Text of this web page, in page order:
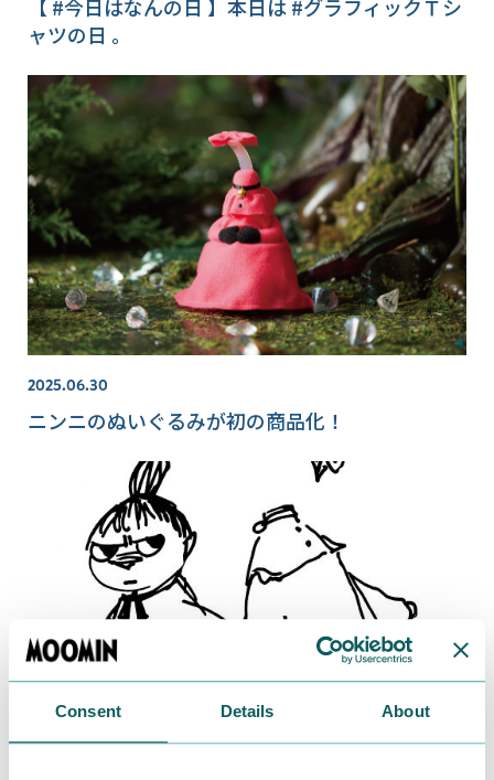
Consent Details About
【 #今日はなんの日 】本日は #グラフィックＴシ
ャツの日 。
2025.06.30
ニンニのぬいぐるみが初の商品化！